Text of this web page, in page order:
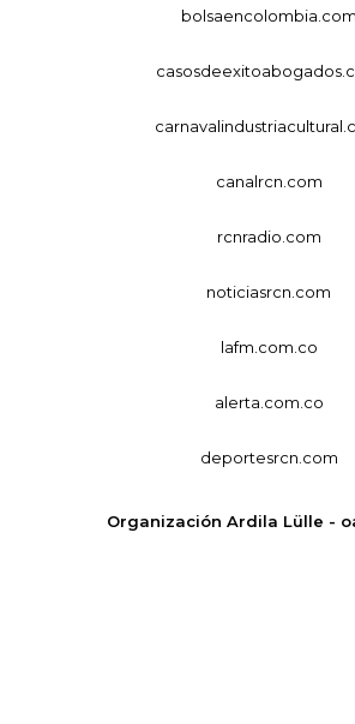
bolsaencolombia.com
canalrcn.com
rcnradio.com
noticiasrcn.com
lafm.com.co
alerta.com.co
deportesrcn.com
Organización Ardila Lülle -